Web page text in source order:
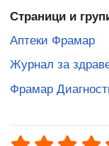
Страници и
Аптеки Фрамар
Журнал за
Фрамар